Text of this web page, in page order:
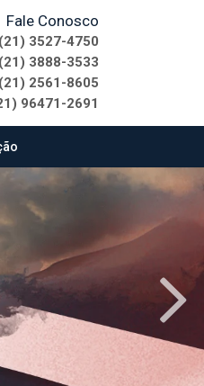
Fale Conosco
(21) 3527-4750
(21) 3888-3533
(21) 2561-8605
96471-2691